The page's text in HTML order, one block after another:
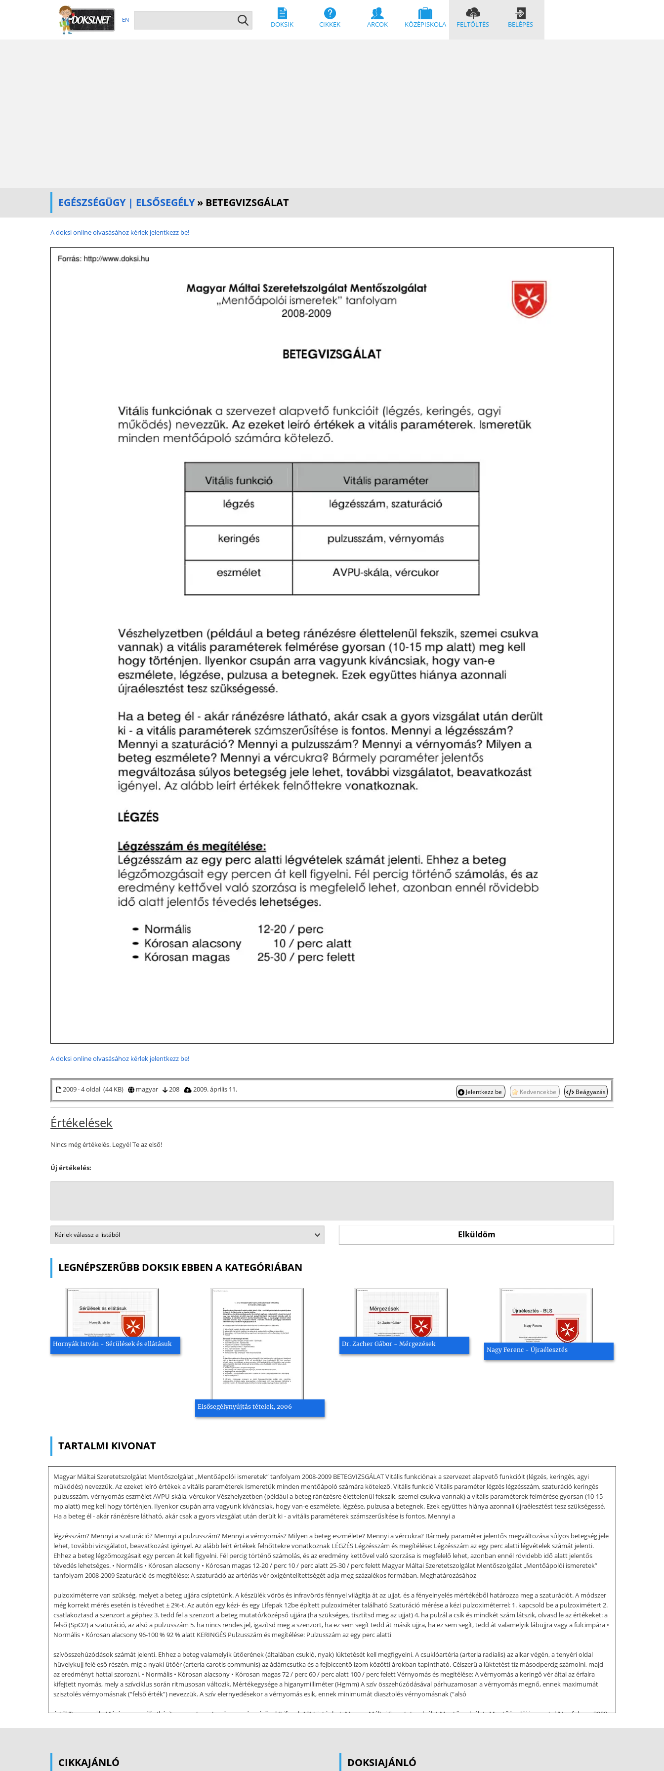
EN
DOKSIK CIKKEK ARCOK KÖZÉPISKOLA FELTÖLTÉS BELÉPÉS
EGÉSZSÉGÜGY | ELSŐSEGÉLY» BETEGVIZSGÁLAT
A doksi online olvasásához kérlek jelentkezz be!
A doksi online olvasásához kérlek jelentkezz be!
2009 · 4 oldal (44 KB) magyar 208 2009. április 11. Jelentkezz be Kedvencekbe Beágyazás
Értékelések
Nincs még értékelés. Legyél Te az első!
Új értékelés:
LEGNÉPSZERŰBB DOKSIK EBBEN A KATEGÓRIÁBAN
Hornyák István - Sérülések és ellátásuk
Elsősegélynyújtás tételek, 2006
Dr. Zacher Gábor - Mérgezések
Nagy Ferenc - Újraélesztés
TARTALMI KIVONAT
Magyar Máltai Szeretetszolgálat Mentőszolgálat „Mentőápolói ismeretek” tanfolyam 2008-2009 BETEGVIZSGÁLAT Vitális funkciónak a szervezet alapvető funkcióit (légzés, keringés, agyi
működés) nevezzük. Az ezeket leíró értékek a vitális paraméterek Ismeretük minden mentőápoló számára kötelező. Vitális funkció Vitális paraméter légzés légzésszám, szaturáció keringés
pulzusszám, vérnyomás eszmélet AVPU-skála, vércukor Vészhelyzetben (például a beteg ránézésre élettelenül fekszik, szemei csukva vannak) a vitális paraméterek felmérése gyorsan (10-15
mp alatt) meg kell hogy történjen. Ilyenkor csupán arra vagyunk kíváncsiak, hogy van-e eszmélete, légzése, pulzusa a betegnek. Ezek együttes hiánya azonnali újraélesztést tesz szükségessé.
Ha a beteg él - akár ránézésre látható, akár csak a gyors vizsgálat után derült ki - a vitális paraméterek számszerűsítése is fontos. Mennyi a
légzésszám? Mennyi a szaturáció? Mennyi a pulzusszám? Mennyi a vérnyomás? Milyen a beteg eszmélete? Mennyi a vércukra? Bármely paraméter jelentős megváltozása súlyos betegség jele
lehet, további vizsgálatot, beavatkozást igényel. Az alább leírt értékek felnőttekre vonatkoznak LÉGZÉS Légzésszám és megítélése: Légzésszám az egy perc alatti légvételek számát jelenti.
Ehhez a beteg légzőmozgásait egy percen át kell figyelni. Fél percig történő számolás, és az eredmény kettővel való szorzása is megfelelő lehet, azonban ennél rövidebb idő alatt jelentős
tévedés lehetséges. • Normális • Kórosan alacsony • Kórosan magas 12-20 / perc 10 / perc alatt 25-30 / perc felett Magyar Máltai Szeretetszolgálat Mentőszolgálat „Mentőápolói ismeretek”
tanfolyam 2008-2009 Szaturáció és megítélése: A szaturáció az artériás vér oxigéntelítettségét adja meg százalékos formában. Meghatározásához
pulzoximéterre van szükség, melyet a beteg ujjára csíptetünk. A készülék vörös és infravörös fénnyel világítja át az ujjat, és a fényelnyelés mértékéből határozza meg a szaturációt. A módszer
még korrekt mérés esetén is tévedhet ± 2%-t. Az autón egy kézi- és egy Lifepak 12be épített pulzoximéter található Szaturáció mérése a kézi pulzoximéterrel: 1. kapcsold be a pulzoximétert 2.
csatlakoztasd a szenzort a géphez 3. tedd fel a szenzort a beteg mutató/középső ujjára (ha szükséges, tisztítsd meg az ujjat) 4. ha pulzál a csík és mindkét szám látszik, olvasd le az értékeket: a
felső (SpO2) a szaturáció, az alsó a pulzusszám 5. ha nincs rendes jel, igazítsd meg a szenzort, ha ez sem segít tedd át másik ujjra, ha ez sem segít, tedd át valamelyik lábujjra vagy a fülcimpára •
Normális • Kórosan alacsony 96-100 % 92 % alatt KERINGÉS Pulzusszám és megítélése: Pulzusszám az egy perc alatti
szívösszehúzódások számát jelenti. Ehhez a beteg valamelyik ütőerének (általában csukló, nyak) lüktetését kell megfigyelni. A csuklóartéria (arteria radialis) az alkar végén, a tenyéri oldal
hüvelykujj felé eső részén, míg a nyaki ütőér (arteria carotis communis) az ádámcsutka és a fejbiccentő izom közötti árokban tapintható. Célszerű a lüktetést tíz másodpercig számolni, majd
az eredményt hattal szorozni. • Normális • Kórosan alacsony • Kórosan magas 72 / perc 60 / perc alatt 100 / perc felett Vérnyomás és megítélése: A vérnyomás a keringő vér által az érfalra
kifejtett nyomás, mely a szívciklus során ritmusosan változik. Mértékegysége a higanymilliméter (Hgmm) A szív összehúzódásával párhuzamosan a vérnyomás megnő, ennek maximumát
szisztolés vérnyomásnak (“felső érték”) nevezzük. A szív elernyedésekor a vérnyomás esik, ennek minimumát diasztolés vérnyomásnak (“alsó
érték”) nevezzük. Mérése manuális (kézi) vagy automata vérnyomásmérővel (Lifepak 12) történhet. Magyar Máltai Szeretetszolgálat Mentőszolgálat „Mentőápolói ismeretek” tanfolyam 2008-
Hgmm / másodperc sebességgel engedd le a nyomást a mandzsettában és közben hallgatózzál. Az első hallható dobbanásnál mért érték a szisztolés értéket adja meg. A
CIKKAJÁNLÓ DOKSIAJÁNLÓ